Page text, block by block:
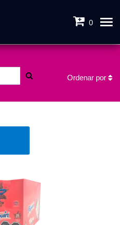
0
Ordenar por